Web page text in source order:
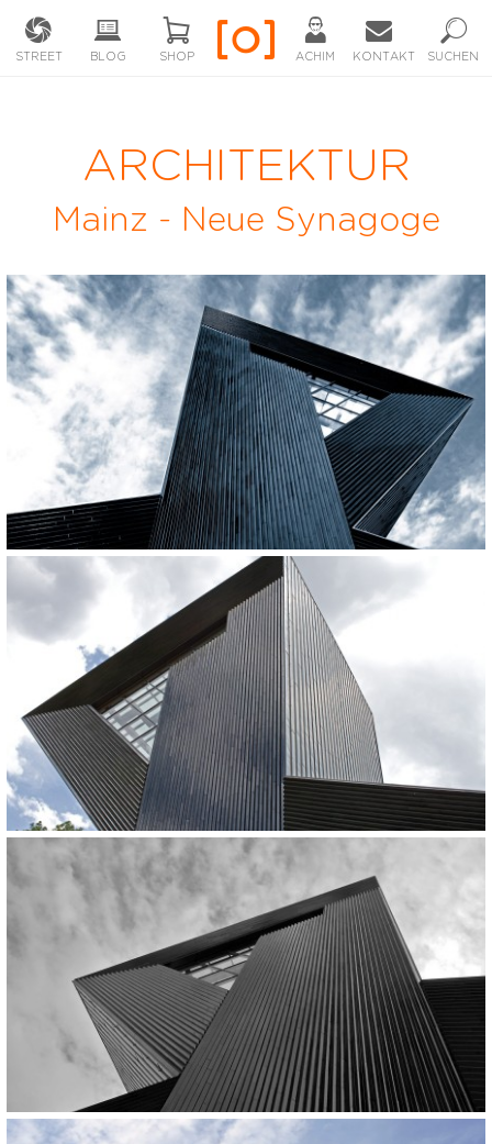
STREET BLOG SHOP ACHIM KONTAKT SUCHEN
ARCHITEKTUR
Mainz - Neue Synagoge